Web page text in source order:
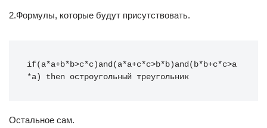
2.Формулы, которые будут присутствовать.
if( a*a+b*b>c*c ) and( a*a+c*c>b*b ) and( b*b+c*c>a
*a ) then остроугольный треугольник
Остальное сам.